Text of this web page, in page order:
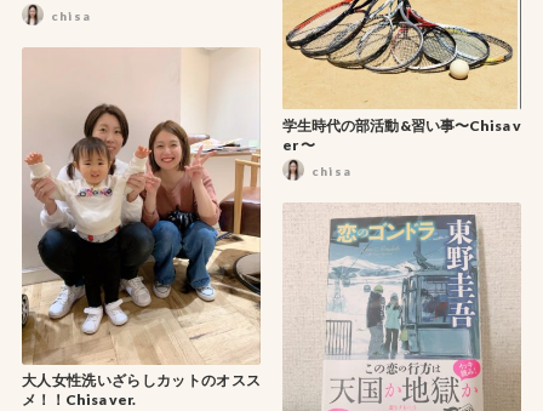
chisa
学生時代の部活動&習い事〜Chisa v
er 〜
chisa
大人女性洗いざらしカットのオスス
メ！！Chisa ver.